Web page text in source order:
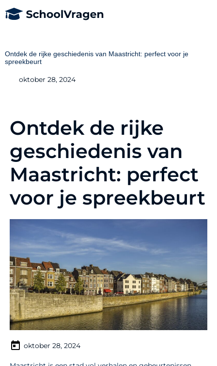
Ontdek de rijke geschiedenis van Maastricht: perfect voor je
spreekbeurt
oktober 28, 2024
Ontdek de rijke
geschiedenis van
Maastricht: perfect
voor je spreekbeurt
oktober 28, 2024